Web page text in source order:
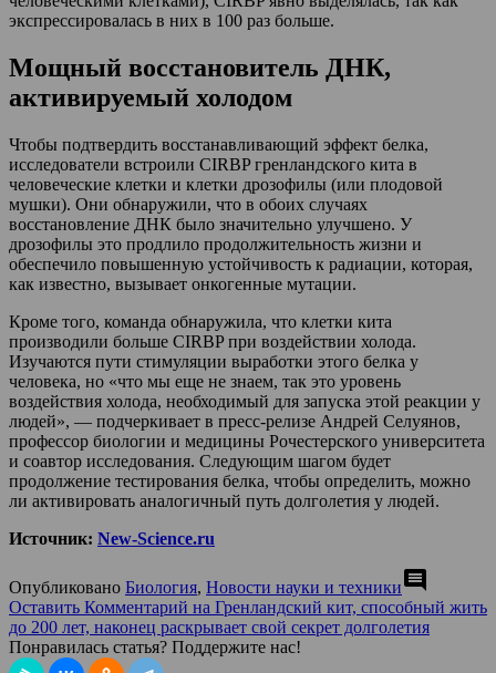
экспрессировалась в них в 100 раз больше.
Мощный восстановитель ДНК,
активируемый холодом
Чтобы подтвердить восстанавливающий эффект белка,
исследователи встроили CIRBP гренландского кита в
человеческие клетки и клетки дрозофилы (или плодовой
мушки). Они обнаружили, что в обоих случаях
восстановление ДНК было значительно улучшено. У
дрозофилы это продлило продолжительность жизни и
обеспечило повышенную устойчивость к радиации, которая,
как известно, вызывает онкогенные мутации.
Кроме того, команда обнаружила, что клетки кита
производили больше CIRBP при воздействии холода.
Изучаются пути стимуляции выработки этого белка у
человека, но «что мы еще не знаем, так это уровень
воздействия холода, необходимый для запуска этой реакции у
людей», — подчеркивает в пресс-релизе Андрей Селуянов,
профессор биологии и медицины Рочестерского университета
и соавтор исследования. Следующим шагом будет
продолжение тестирования белка, чтобы определить, можно
ли активировать аналогичный путь долголетия у людей.
Источник: New-Science.ru
Опубликовано Биология, Новости науки и техникиcomment
Оставить Комментарий на Гренландский кит, способный жить
до 200 лет, наконец раскрывает свой секрет долголетия
Понравилась статья? Поддержите нас!